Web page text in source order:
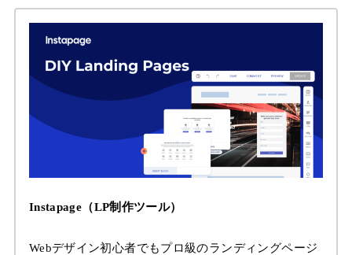
Instapage（LP制作ツール）
Webデザイン初心者でもプロ級のランディングページ